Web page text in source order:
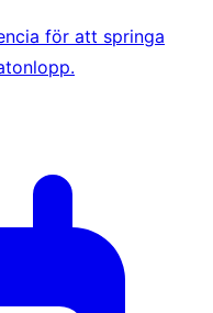
för att springa